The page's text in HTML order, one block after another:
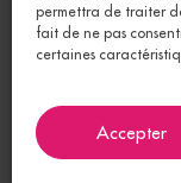
permettra de traiter
fait de ne pas
certaines
Accepter